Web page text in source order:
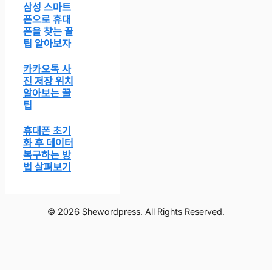
삼성 스마트
폰으로 휴대
폰을 찾는 꿀
팁 알아보자
카카오톡 사
진 저장 위치
알아보는 꿀
팁
휴대폰 초기
화 후 데이터
복구하는 방
법 살펴보기
© 2026 Shewordpress. All Rights Reserved.